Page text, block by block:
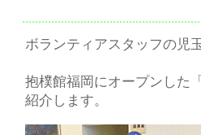
ボランティアスタッフの児
抱樸館福岡にオープンした
紹介します。